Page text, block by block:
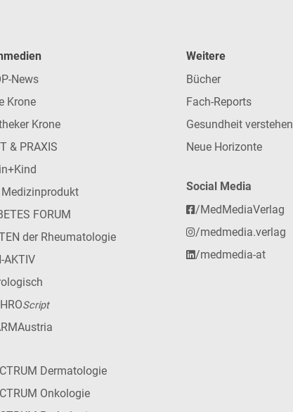
News
Krone
Krone
& PRAXIS
Medizinprodukt
FORUM
der Rheumatologie
AKTIV
Script
Dermatologie
Onkologie
Weitere
Bücher
Fach-Reports
Gesundheit verstehen
Neue Horizonte
Social Media
/MedMediaVerlag
/medmedia.verlag
/medmedia-at